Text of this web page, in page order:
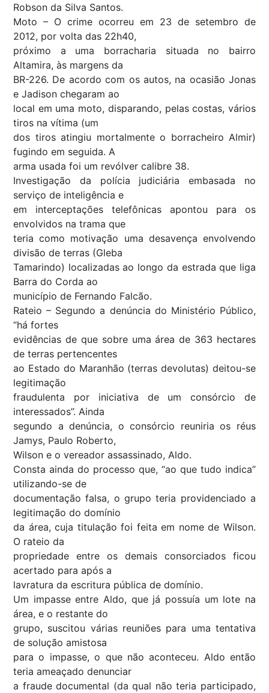
Robson da Silva Santos.
Moto – O crime ocorreu em 23 de setembro de
2012, por volta das 22h40,
próximo a uma borracharia situada no bairro
Altamira, às margens da
BR-226. De acordo com os autos, na ocasião Jonas
e Jadison chegaram ao
local em uma moto, disparando, pelas costas, vários
tiros na vítima (um
dos tiros atingiu mortalmente o borracheiro Almir)
fugindo em seguida. A
arma usada foi um revólver calibre 38.
Investigação da polícia judiciária embasada no
serviço de inteligência e
em interceptações telefônicas apontou para os
envolvidos na trama que
teria como motivação uma desavença envolvendo
divisão de terras (Gleba
Tamarindo) localizadas ao longo da estrada que liga
Barra do Corda ao
município de Fernando Falcão.
Rateio – Segundo a denúncia do Ministério Público,
“há fortes
evidências de que sobre uma área de 363 hectares
de terras pertencentes
ao Estado do Maranhão (terras devolutas) deitou-se
legitimação
fraudulenta por iniciativa de um consórcio de
interessados”. Ainda
segundo a denúncia, o consórcio reuniria os réus
Jamys, Paulo Roberto,
Wilson e o vereador assassinado, Aldo.
Consta ainda do processo que, “ao que tudo indica”
utilizando-se de
documentação falsa, o grupo teria providenciado a
legitimação do domínio
da área, cuja titulação foi feita em nome de Wilson.
O rateio da
propriedade entre os demais consorciados ficou
acertado para após a
lavratura da escritura pública de domínio.
Um impasse entre Aldo, que já possuía um lote na
área, e o restante do
grupo, suscitou várias reuniões para uma tentativa
de solução amistosa
para o impasse, o que não aconteceu. Aldo então
teria ameaçado denunciar
a fraude documental (da qual não teria participado,